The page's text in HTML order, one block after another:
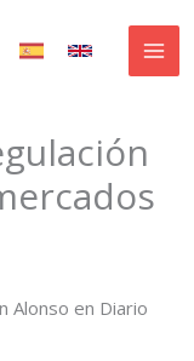
Alonso en Diario